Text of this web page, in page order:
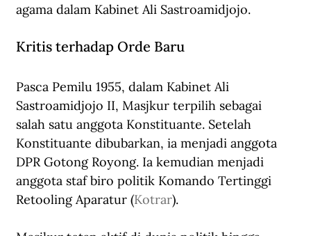
agama dalam Kabinet Ali Sastroamidjojo.
Kritis terhadap Orde Baru
Pasca Pemilu 1955, dalam Kabinet Ali
Sastroamidjojo II, Masjkur terpilih sebagai
salah satu anggota Konstituante. Setelah
Konstituante dibubarkan, ia menjadi anggota
DPR Gotong Royong. Ia kemudian menjadi
anggota staf biro politik Komando Tertinggi
Retooling Aparatur (Kotrar).